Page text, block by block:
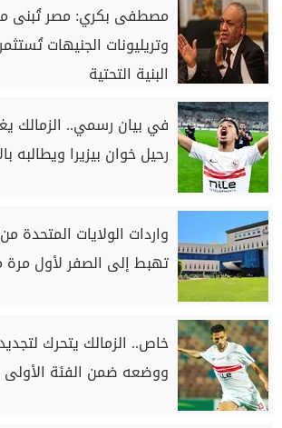
مصطفى بكري: مصر تُبنى
وتريليونات الجنيهات
البنية التحتية
في بيان رسمي.. الزمالك
رحيل خوان بيزيرا ويطالبه
واردات الولايات المتحدة
تهبط إلى الصفر لأول مرة منذ
خاص.. الزمالك يتحرك
ووضعه ضمن الفئة الأولى